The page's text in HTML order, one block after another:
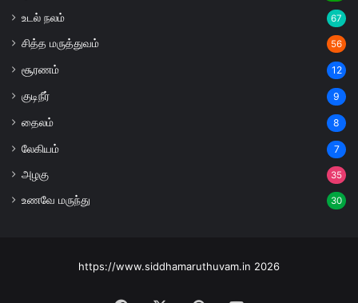
உடல் நலம் 67
சித்த மருத்துவம் 56
சூரணம் 12
குடிநீர் 9
தைலம் 8
லேகியம் 7
அழகு 35
உணவே மருந்து 30
https://www.siddhamaruthuvam.in 2026